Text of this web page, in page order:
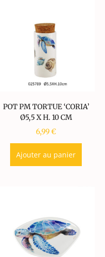
POT PM TORTUE ‘CORIA’
Ø5,5 X H. 10 CM
6,99€
Ajouter au panier